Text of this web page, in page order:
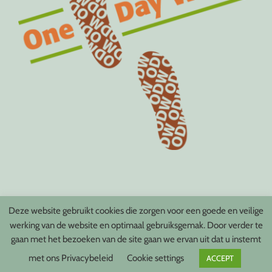
Copyright 2018-2021 ONE DAY WALKS Publishing | Gerealiseerd door
YOU-MADE-IT Webdesign
Deze website gebruikt cookies die zorgen voor een goede en veilige
werking van de website en optimaal gebruiksgemak. Door verder te
gaan met het bezoeken van de site gaan we ervan uit dat u instemt
met ons Privacybeleid Cookie settings ACCEPT